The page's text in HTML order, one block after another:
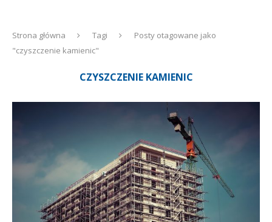
Strona główna Tagi
Posty otagowane jako
"czyszczenie kamienic"
CZYSZCZENIE KAMIENIC